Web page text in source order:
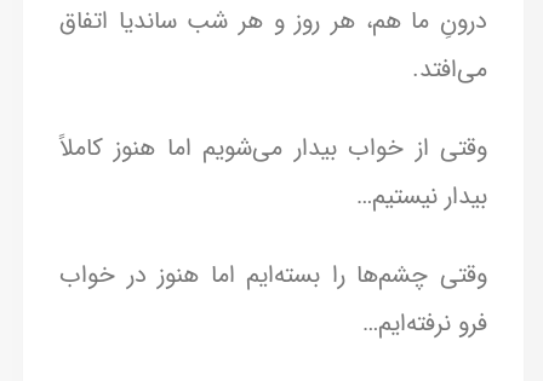
درونِ ما هم، هر روز و هر شب ساندیا اتفاق
می‌افتد.
وقتی از خواب بیدار می‌شویم اما هنوز کاملاً
بیدار نیستیم…
وقتی چشم‌ها را بسته‌ایم اما هنوز در خواب
فرو نرفته‌ایم…